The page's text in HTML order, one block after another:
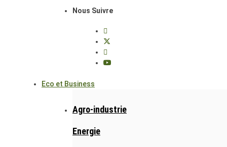
Nous Suivre
Eco et Business
Agro-industrie
Energie